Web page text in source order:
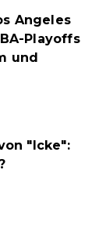
Angeles
Playoffs
und
"Icke":